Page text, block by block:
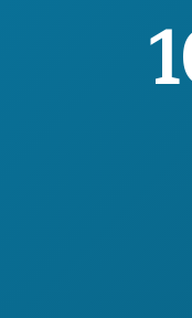
Nëse ju pëlqeu
në